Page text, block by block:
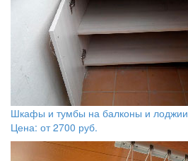
Шкафы и тумбы на балконы и лоджии
Цена: от2700 руб.